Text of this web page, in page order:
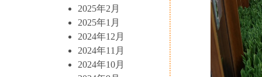
2025年2月
2025年1月
2024年12月
2024年11月
2024年10月